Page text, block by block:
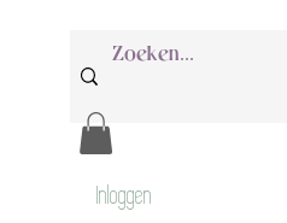
Inloggen